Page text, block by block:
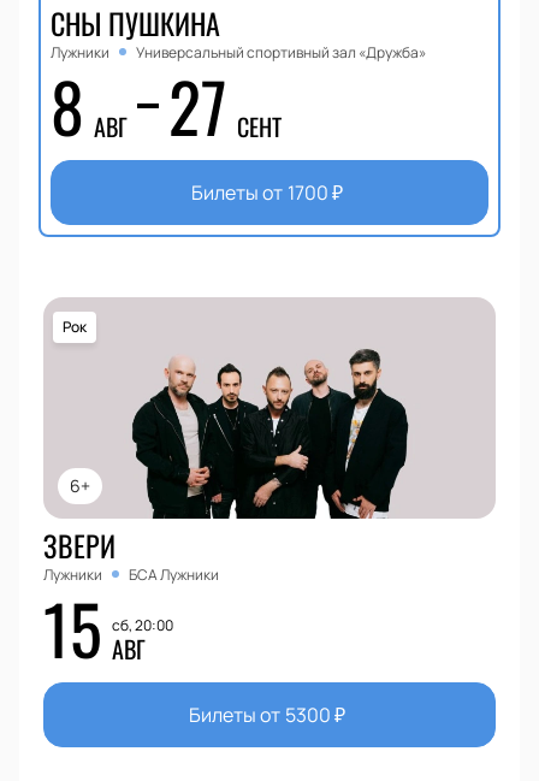
СНЫ ПУШКИНА
Лужники Универсальный спортивный зал «Дружба»
8 АВГ 27 СЕНТ
Билеты от 1700₽
6+
Рок
ЗВЕРИ
Лужники БСА Лужники
15 сб, 20:00
АВГ
Билеты от 5300₽